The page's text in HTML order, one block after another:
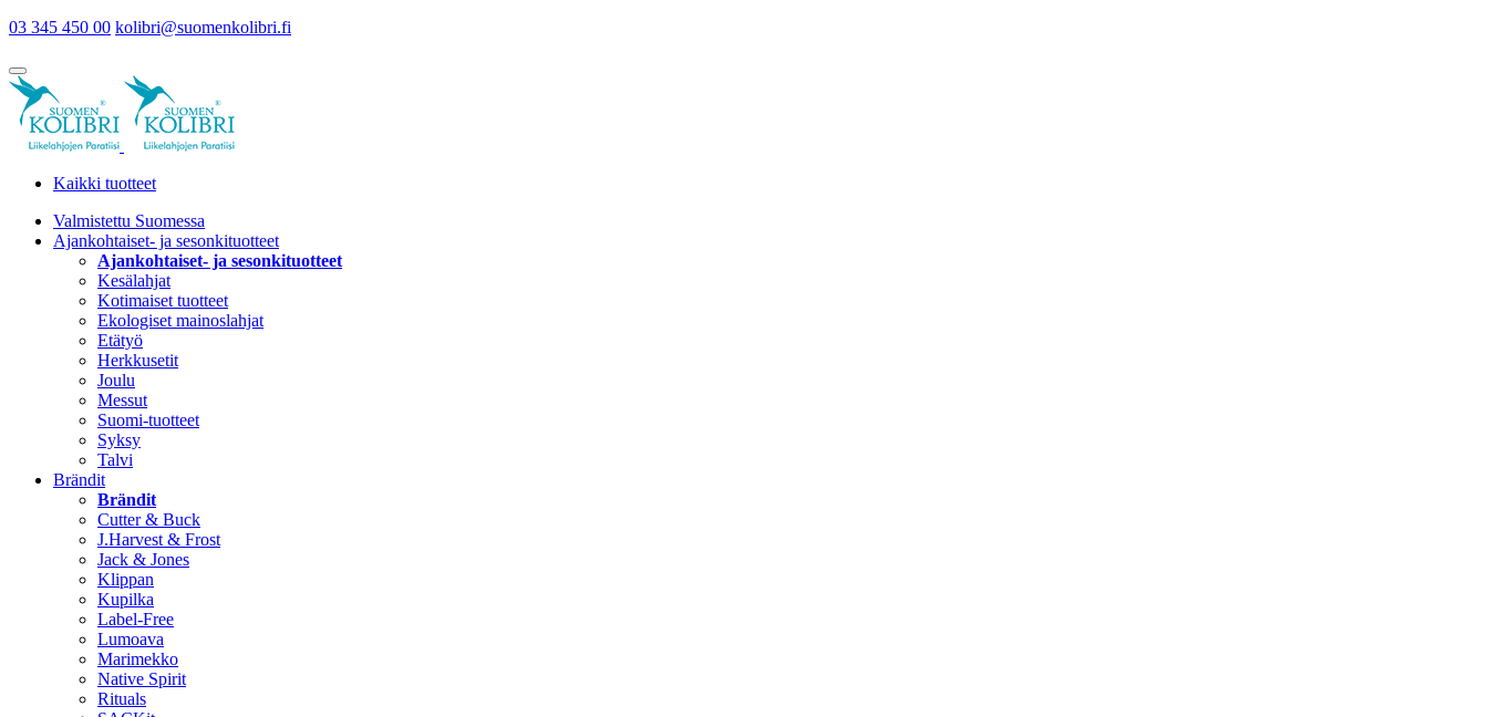
03 345 450 00 kolibri@suomenkolibri.fi
Kaikki tuotteet
Valmistettu Suomessa
Ajankohtaiset- ja sesonkituotteet
Ajankohtaiset- ja sesonkituotteet
Kesälahjat
Kotimaiset tuotteet
Ekologiset mainoslahjat
Etätyö
Herkkusetit
Joulu
Messut
Suomi-tuotteet
Syksy
Talvi
Brändit
Brändit
Cutter & Buck
J.Harvest & Frost
Jack & Jones
Klippan
Kupilka
Label-Free
Lumoava
Marimekko
Native Spirit
Rituals